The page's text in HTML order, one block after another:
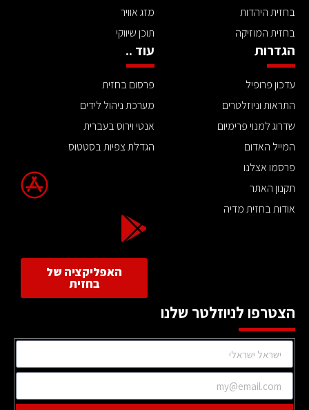
בחזית היהדות
בחזית המוזיקה
מזג אוויר
תוכן שיווקי
הגדרות
עדכון פרופיל
התראות וניוזלטרים
שדרוג למנוי פרימיום
המייל האדום
פרסמו אצלנו
תקנון האתר
אודות בחזית מדיה
עוד ..
פרסום בחזית
מערכת ניהול לידים
אנטי וירוס בעברית
הגדלת צפיות בסטטוס
האפליקציה של
בחזית
הצטרפו לניוזלטר שלנו